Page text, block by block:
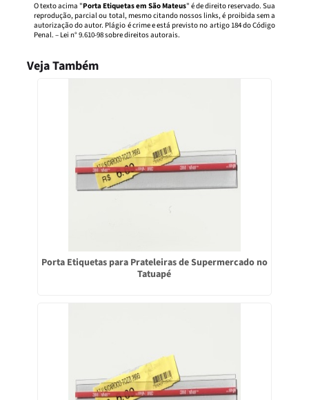
O texto acima "Porta Etiquetas em São Mateus" é de direito reservado. Sua
reprodução, parcial ou total, mesmo citando nossos links, é proibida sem a
autorização do autor. Plágio é crime e está previsto no artigo 184 do Código
Penal. – Lei n° 9.610-98 sobre direitos autorais.
Veja Também
Porta Etiquetas para Prateleiras de Supermercado no
Tatuapé